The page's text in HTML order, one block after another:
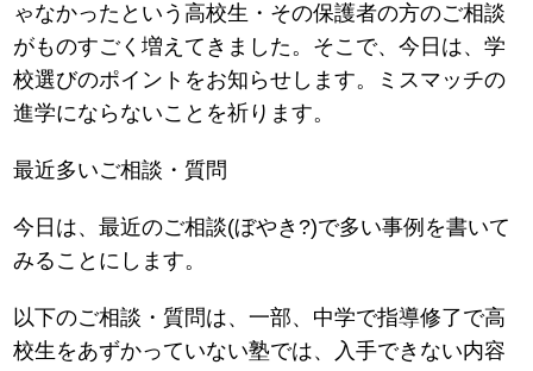
ゃなかったという高校生・その保護者の方のご相談
がものすごく増えてきました。そこで、今日は、学
校選びのポイントをお知らせします。ミスマッチの
進学にならないことを祈ります。
最近多いご相談・質問
今日は、最近のご相談(ぼやき?)で多い事例を書いて
みることにします。
以下のご相談・質問は、一部、中学で指導修了で高
校生をあずかっていない塾では、入手できない内容